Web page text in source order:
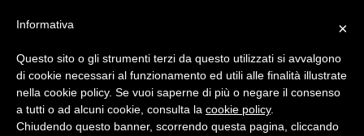
×
Informativa
Questo sito o gli strumenti terzi da questo utilizzati si avvalgono
di cookie necessari al funzionamento ed utili alle finalità illustrate
nella cookie policy. Se vuoi saperne di più o negare il consenso
a tutti o ad alcuni cookie, consulta la cookie policy.
Chiudendo questo banner, scorrendo questa pagina, cliccando